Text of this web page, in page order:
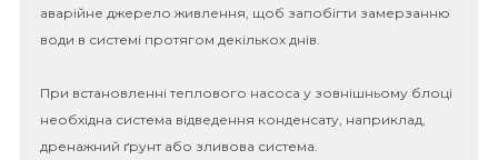
аварійне джерело живлення, щоб запобігти замерзанню
води в системі протягом декількох днів.
При встановленні теплового насоса у зовнішньому блоці
необхідна система відведення конденсату, наприклад,
дренажний ґрунт або зливова система.